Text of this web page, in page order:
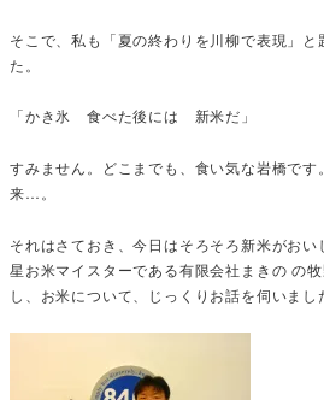
そこで、私も「夏の終わりを川柳で表現」と
た。
「かき氷 食べた後には 新米だ」
すみません。どこまでも、食い気な岩橋で
来…。
それはさておき、今日はそろそろ新米がお
星お米マイスターである有限会社まきの の
し、お米について、じっくりお話を伺いまし